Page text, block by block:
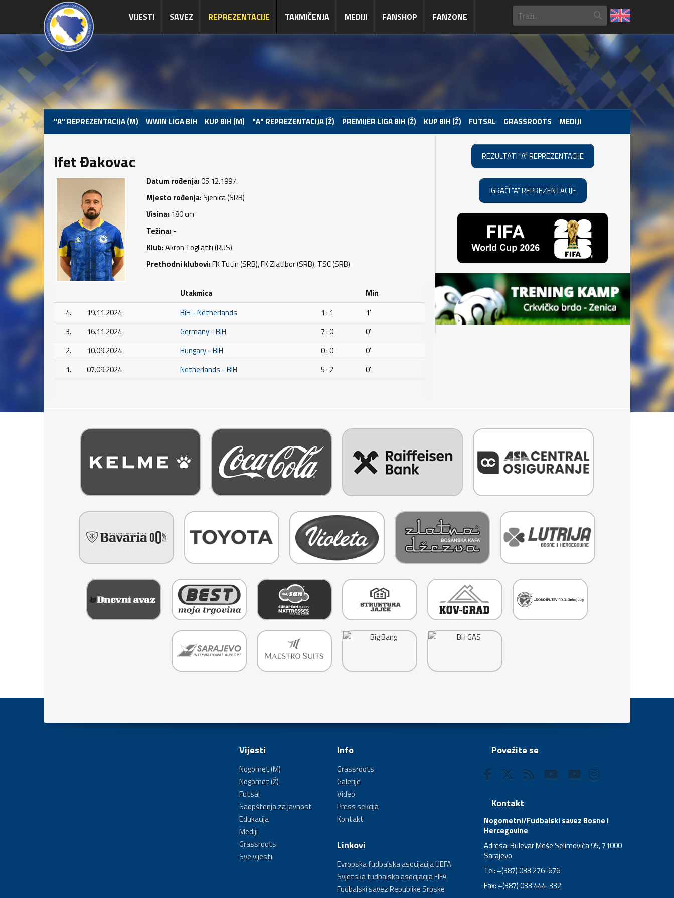
VIJESTI SAVEZ REPREZENTACIJE TAKMIČENJA MEDIJI FANSHOP FANZONE
"A" REPREZENTACIJA (M) WWIN LIGA BIH KUP BIH (M) "A" REPREZENTACIJA (Ž) PREMIJER LIGA BIH (Ž) KUP BIH (Ž) FUTSAL GRASSROOTS MEDIJI
Ifet Đakovac
Datum rođenja:05.12.1997.
Mjesto rođenja:Sjenica (SRB)
Visina: 180 cm
Težina: -
Klub:Akron Togliatti (RUS)
Prethodni klubovi:FK Tutin (SRB), FK Zlatibor (SRB), TSC (SRB)
Utakmica
Min
4.
19.11.2024 BiH - Netherlands 1 : 1
1'
3.
16.11.2024 Germany - BIH 7 : 0
0'
2.
10.09.2024 Hungary - BIH 0 : 0
0'
1.
07.09.2024 Netherlands - BIH 5 : 2 0'
REZULTATI "A" REPREZENTACIJE
IGRAČI "A" REPREZENTACIJE
Vijesti
Nogomet (M)
Nogomet (Ž)
Futsal
Saopštenja za javnost
Edukacija
Mediji
Grassroots
Sve vijesti
Info
Grassroots
Galerije
Video
Press sekcija
Kontakt
Linkovi
Evropska fudbalska asocijacija UEFA
Svjetska fudbalska asocijacija FIFA
Fudbalski savez Republike Srpske
Povežite se
Kontakt
Nogometni/Fudbalski savez Bosne i
Hercegovine
Adresa: Bulevar Meše Selimovića 95, 71000
Sarajevo
Tel: +(387) 033 276-676
Fax: +(387) 033 444-332